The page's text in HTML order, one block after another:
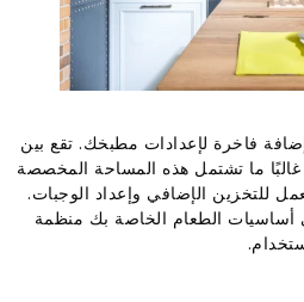
فاخرة لإعدادات مطبخك. تقع بين
ما تشتمل هذه المساحة المخصصة
للتخزين الإضافي وإعداد الوجبات.
أساسيات الطعام الخاصة بك منظمة